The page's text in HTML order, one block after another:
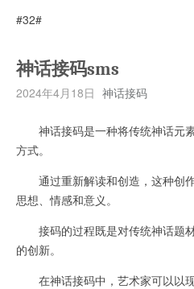
#32#
神话接码sms
2024年4月18日 神话接码
神话接码是一种将传统神话元
方式。
通过重新解读和创造，这种创
思想、情感和意义。
接码的过程既是对传统神话题
的创新。
在神话接码中，艺术家可以以